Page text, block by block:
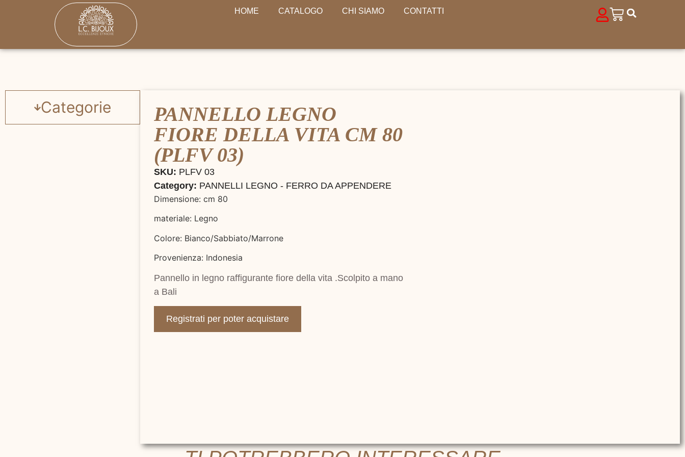
HOME CATALOGO CHI SIAMO CONTATTI
Categorie
PANNELLO LEGNO
FIORE DELLA VITA CM 80
(PLFV 03)
SKU: PLFV 03
Category: PANNELLI LEGNO - FERRO DA APPENDERE
Dimensione: cm 80
materiale: Legno
Colore: Bianco/Sabbiato/Marrone
Provenienza: Indonesia
Pannello in legno raffigurante fiore della vita .Scolpito a mano
a Bali
Registrati per poter acquistare